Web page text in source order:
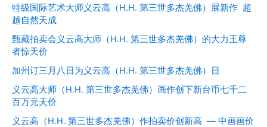
特级国际艺术大师义云高（H.H. 第三世多杰羌佛）展新作 超
越自然天成
甄藏拍卖会义云高大师（H.H. 第三世多杰羌佛）的大力王尊
者惊天价
加州订三月八日为义云高（H.H. 第三世多杰羌佛）日
义云高大师（H.H. 第三世多杰羌佛）画作创下新台币七千二
百万元天价
义云高（H.H. 第三世多杰羌佛）作拍卖价创新高 — 中画画价